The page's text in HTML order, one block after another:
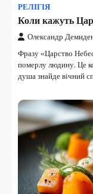
РЕЛІГІЯ
Коли кажуть
Олександр
Фразу «Царство
померлу людину. Це
душа знайде вічний